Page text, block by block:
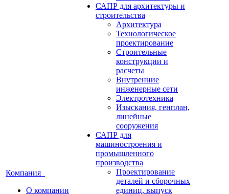
Компания
О компании
САПР для архитектуры и
строительства
Архитектура
Технологическое
проектирование
Строительные
конструкции и
расчеты
Внутренние
инженерные сети
Электротехника
Изыскания, генплан,
линейные
сооружения
САПР для
машиностроения и
промышленного
производства
Проектирование
деталей и сборочных
единиц, выпуск